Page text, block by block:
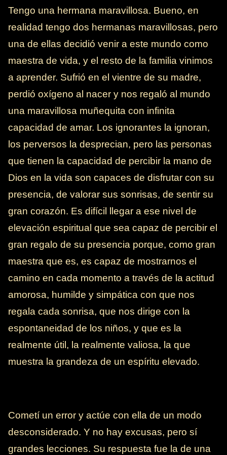
Tengo una hermana maravillosa. Bueno, en
realidad tengo dos hermanas maravillosas, pero
una de ellas decidió venir a este mundo como
maestra de vida, y el resto de la familia vinimos
a aprender. Sufrió en el vientre de su madre,
perdió oxígeno al nacer y nos regaló al mundo
una maravillosa muñequita con infinita
capacidad de amar. Los ignorantes la ignoran,
los perversos la desprecian, pero las personas
que tienen la capacidad de percibir la mano de
Dios en la vida son capaces de disfrutar con su
presencia, de valorar sus sonrisas, de sentir su
gran corazón. Es difícil llegar a ese nivel de
elevación espiritual que sea capaz de percibir el
gran regalo de su presencia porque, como gran
maestra que es, es capaz de mostrarnos el
camino en cada momento a través de la actitud
amorosa, humilde y simpática con que nos
regala cada sonrisa, que nos dirige con la
espontaneidad de los niños, y que es la
realmente útil, la realmente valiosa, la que
muestra la grandeza de un espíritu elevado.
Cometí un error y actúe con ella de un modo
desconsiderado. Y no hay excusas, pero sí
grandes lecciones. Su respuesta fue la de una